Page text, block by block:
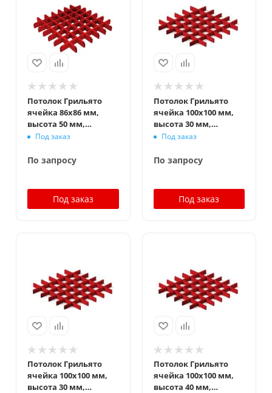
Потолок Грильято
ячейка 86x86 мм,
высота 50 мм,
ширина 10 мм,
Под заказ
По запросу
Под заказ
Потолок Грильято
ячейка 100x100 мм,
высота 30 мм,
ширина 5 мм,
Под заказ
По запросу
Под заказ
Потолок Грильято
ячейка 100x100 мм,
высота 30 мм,
Потолок Грильято
ячейка 100x100 мм,
высота 40 мм,